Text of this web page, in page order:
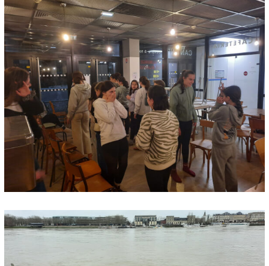
Esnazu
Irouléguy
SACREMENTS
Baptême
Mariage
Obsèques
Confessions
Sacrements pour adultes
Faire célébrer une messe
PHOTOS
CONTACT